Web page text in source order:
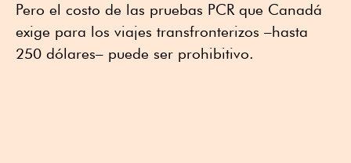
Pero el costo de las pruebas PCR que Canadá
exige para los viajes transfronterizos –hasta
250 dólares– puede ser prohibitivo.